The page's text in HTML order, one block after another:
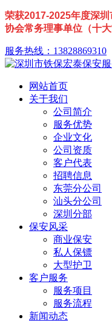
荣获2017-2025年度深
协会常务理事单位（十
服务热线：13828869310
网站首页
关于我们
公司简介
服务优势
企业文化
公司资质
客户代表
招聘信息
东莞分公司
汕头分公司
深圳分部
保安风采
商业保安
私人保镖
大型护卫
客户服务
服务项目
服务流程
新闻动态